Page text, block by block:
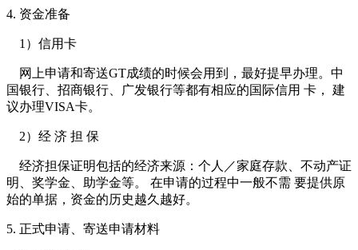
4. 资金准备
1）信用卡
网上申请和寄送GT成绩的时候会用到，最好提早办理。中
国银行、招商银行、广发银行等都有相应的国际信用 卡， 建
议办理VISA卡。
2）经 济 担 保
经济担保证明包括的经济来源：个人／家庭存款、不动产证
明、奖学金、助学金等。 在申请的过程中一般不需 要提供原
始的单据，资金的历史越久越好。
5. 正式申请、寄送申请材料